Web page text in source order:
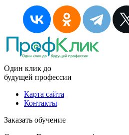
Один клик до
будущей профессии
Карта сайта
Контакты
Заказать обучение